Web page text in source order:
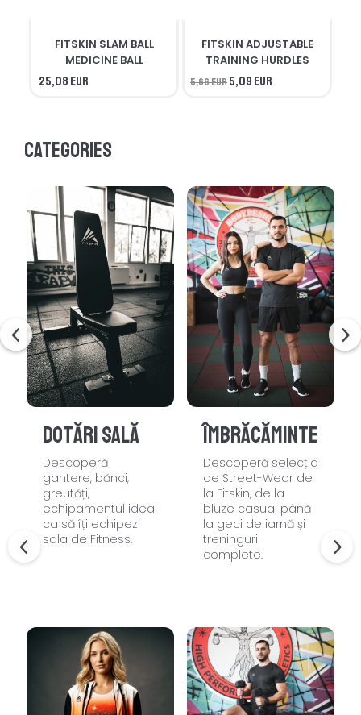
FITSKIN SLAM BALL
MEDICINE BALL
25,08 EUR
FITSKIN ADJUSTABLE
TRAINING HURDLES
5,66 EUR5,09 EUR
Categories
Dotări sală
Descoperă
gantere, bănci,
greutăți,
echipamentul ideal
ca să îți echipezi
sala de Fitness.
Îmbrăcăminte
Descoperă selecția
de Street-Wear de
la Fitskin, de la
bluze casual până
la geci de iarnă și
treninguri
complete.